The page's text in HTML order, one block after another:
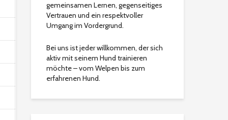
gemeinsamen Lernen, gegenseitiges
Vertrauen und ein respektvoller
Umgang im Vordergrund.
Bei uns ist jeder willkommen, der sich
aktiv mit seinem Hund trainieren
möchte – vom Welpen bis zum
erfahrenen Hund.